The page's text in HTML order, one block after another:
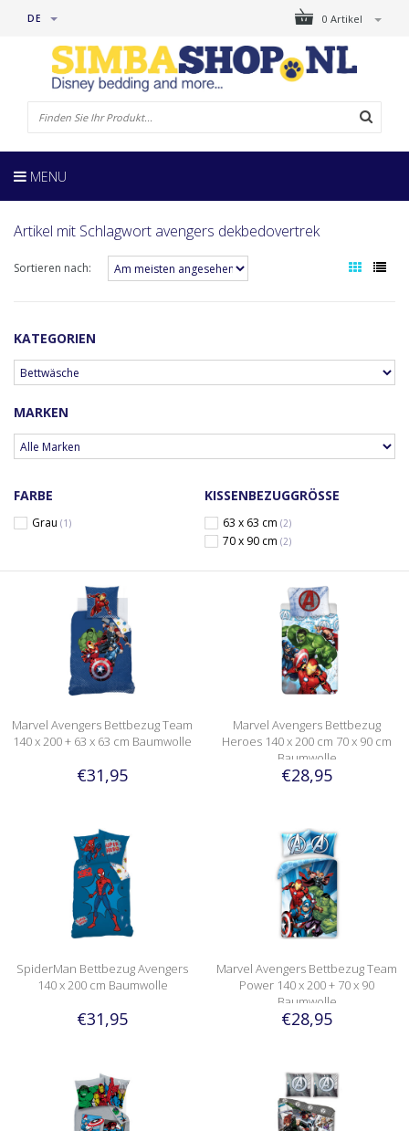
0 Artikel
DE
MENU
Artikel mit Schlagwort avengers dekbedovertrek
Sortieren nach:
KATEGORIEN
MARKEN
FARBE
Grau (1)
KISSENBEZUGGRÖSSE
63 x 63 cm (2)
70 x 90 cm (2)
Marvel Avengers Bettbezug Team
140 x 200 + 63 x 63 cm Baumwolle
€31,95
Marvel Avengers Bettbezug
Heroes 140 x 200 cm 70 x 90 cm
Baumwolle
€28,95
SpiderMan Bettbezug Avengers
140 x 200 cm Baumwolle
€31,95
Marvel Avengers Bettbezug Team
Power 140 x 200 + 70 x 90
Baumwolle
€28,95